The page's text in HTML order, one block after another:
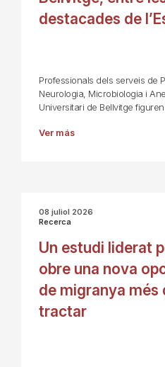
destacades de
Professionals dels serveis de
Neurologia, Microbiologia i
Universitari de Bellvitge
Ver más
08 juliol 2026
Recerca
Un estudi liderat
obre una nova
de migranya més
tractar